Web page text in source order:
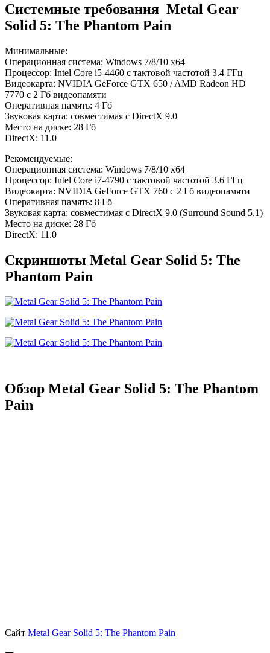
Системные требования Metal Gear
Solid 5: The Phantom Pain
Минимальные:
Операционная система: Windows 7/8/10 x64
Процессор: Intel Core i5-4460 с тактовой частотой 3.4 ГГц
Видеокарта: NVIDIA GeForce GTX 650 / AMD Radeon HD
7770 с 2 Гб видеопамяти
Оперативная память: 4 Гб
Звуковая карта: совместимая с DirectX 9.0
Место на диске: 28 Гб
DirectX: 11.0
Рекомендуемые:
Операционная система: Windows 7/8/10 x64
Процессор: Intel Core i7-4790 с тактовой частотой 3.6 ГГц
Видеокарта: NVIDIA GeForce GTX 760 с 2 Гб видеопамяти
Оперативная память: 8 Гб
Звуковая карта: совместимая с DirectX 9.0 (Surround Sound 5.1)
Место на диске: 28 Гб
DirectX: 11.0
Скриншоты Metal Gear Solid 5: The
Phantom Pain
Обзор Metal Gear Solid 5: The Phantom
Pain
Сайт Metal Gear Solid 5: The Phantom Pain